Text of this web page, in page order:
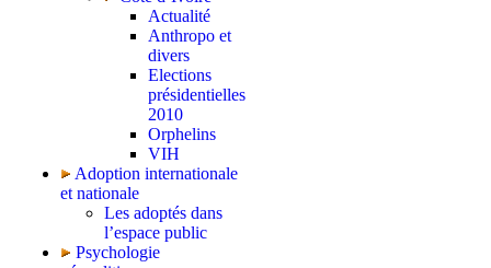
Actualité
Anthropo et
divers
Elections
présidentielles
2010
Orphelins
VIH
Adoption internationale
et nationale
Les adoptés dans
l’espace public
Psychologie